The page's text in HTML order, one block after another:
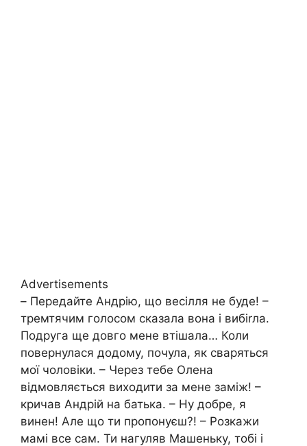
Advertisements
– Передайте Андрію, що весілля не буде! –
тремтячим голосом сказала вона і вибіrла.
Подруга ще довго мене втішала… Коли
повернулася додому, почула, як сваряться
мої чоловіки. – Через тебе Олена
відмовляється виходити за мене заміж! –
кричав Андрій на батька. – Ну добре, я
винен! Але що ти пропонуєш?! – Розкажи
мамі все сам. Ти нагуляв Машеньку, тобі і